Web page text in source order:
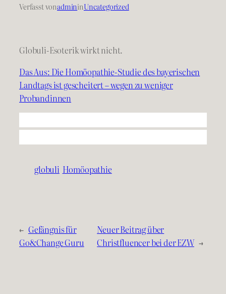
Verfasst vonadmininUncategorized
Globuli-Esoterik wirkt nicht.
Das Aus: Die Homöopathie-Studie des bayerischen
Landtags ist gescheitert – wegen zu weniger
Probandinnen
globuli Homöopathie
← Gefängnis für
Go&Change Guru
Neuer Beitrag über
Christfluencer bei der EZW →